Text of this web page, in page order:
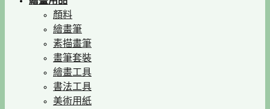
顏料
繪畫筆
素描畫筆
畫筆套裝
繪畫工具
書法工具
美術用紙